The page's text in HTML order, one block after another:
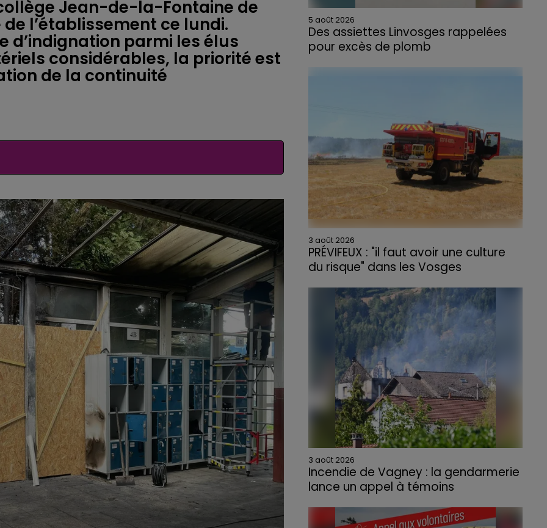
Jean-de-la-Fontaine de
l’établissement ce lundi.
d’indignation parmi les élus
considérables, la priorité est
de la continuité
5 août 2026
Des assiettes Linvosges rappelées
pour excès de plomb
3 août 2026
PRÉVIFEUX : "il faut avoir une culture
du risque" dans les Vosges
3 août 2026
Incendie de Vagney : la gendarmerie
lance un appel à témoins
au quartier résidentiel, avait détruit deux